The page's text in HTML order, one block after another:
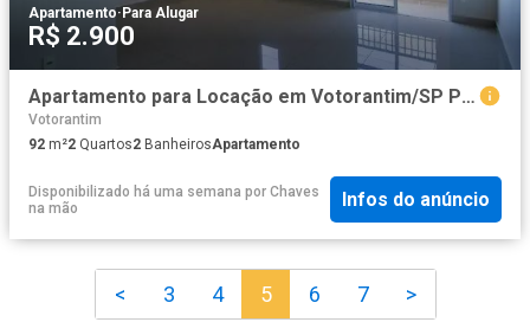
Apartamento·Para Alugar
R$ 2.900
Apartamento para Locação em Votorantim/SP Parque Bela Vista 2 Quartos
Votorantim
92 m²2 Quartos2 BanheirosApartamento
Disponibilizado há uma semana por Chaves
na mão
Infos do anúncio
< 3 4 5 6 7 >